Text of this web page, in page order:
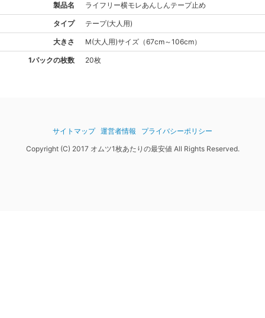
製品名 ライフリー横モレあんしんテープ止め
タイプ テープ(大人用)
大きさ M(大人用)サイズ （67cm～106cm）
1パックの枚数 20枚
サイトマップ 運営者情報
プライバシーポリシー
Copyright (C) 2017 オムツ1枚あたりの最安値 All Rights Reserved.